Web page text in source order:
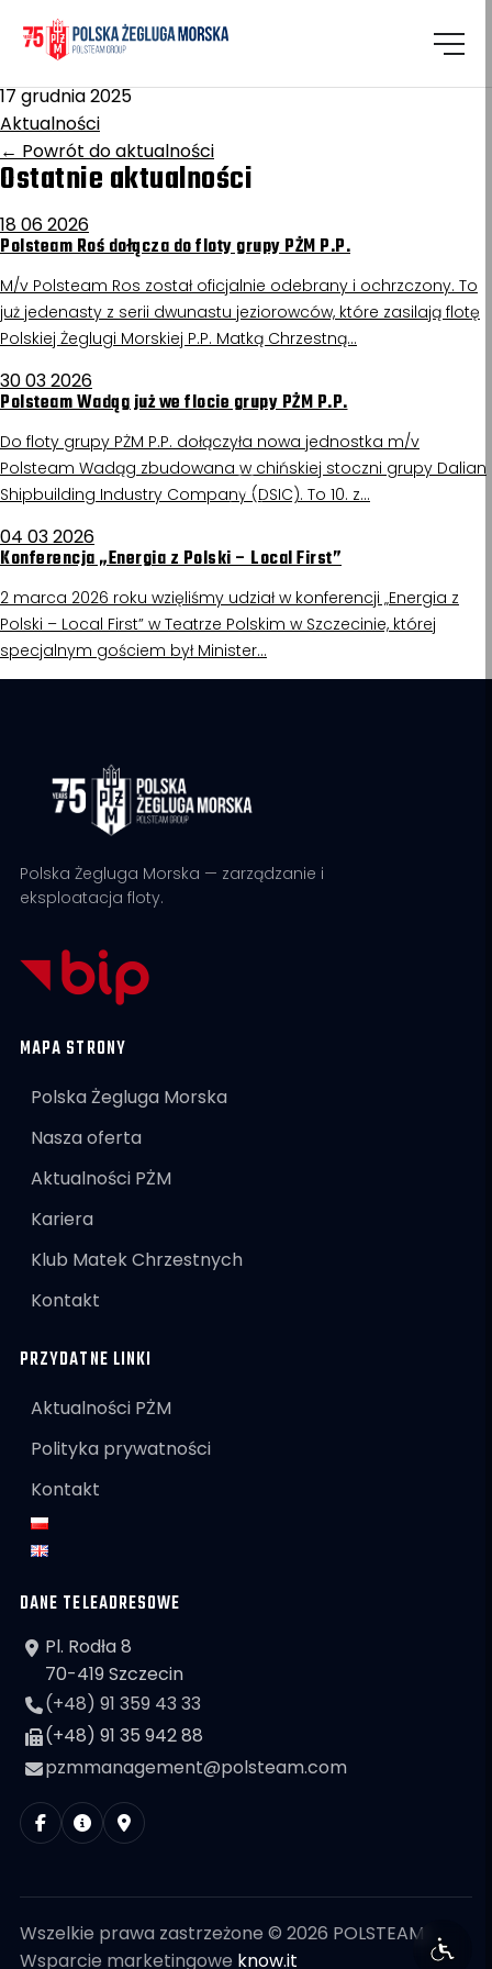
Homepage
Zagłębie Miedziowe
17 grudnia 2025
Aktualności
← Powrót do aktualności
Ostatnie aktualności
18 06 2026
Polsteam Roś dołącza do floty grupy PŻM P.P.
M/v Polsteam Ros został oficjalnie odebrany i ochrzczony. To
już jedenasty z serii dwunastu jeziorowców, które zasilają flotę
Polskiej Żeglugi Morskiej P.P. Matką Chrzestną…
30 03 2026
Polsteam Wadąg już we flocie grupy PŻM P.P.
Do floty grupy PŻM P.P. dołączyła nowa jednostka m/v
Polsteam Wadąg zbudowana w chińskiej stoczni grupy Dalian
Shipbuilding Industry Company (DSIC). To 10. z…
04 03 2026
Konferencja „Energia z Polski – Local First”
2 marca 2026 roku wzięliśmy udział w konferencji „Energia z
Polski – Local First” w Teatrze Polskim w Szczecinie, której
specjalnym gościem był Minister…
Polska Żegluga Morska — zarządzanie i
eksploatacja floty.
MAPA STRONY
Polska Żegluga Morska
Nasza oferta
Aktualności PŻM
Kariera
Klub Matek Chrzestnych
Kontakt
PRZYDATNE LINKI
Aktualności PŻM
Polityka prywatności
Kontakt
DANE TELEADRESOWE
Pl. Rodła 8
70-419 Szczecin
(+48) 91 359 43 33
(+48) 91 35 942 88
pzmmanagement@polsteam.com
Wszelkie prawa zastrzeżone © 2026 POLSTEAM
Wsparcie marketingowe know.it